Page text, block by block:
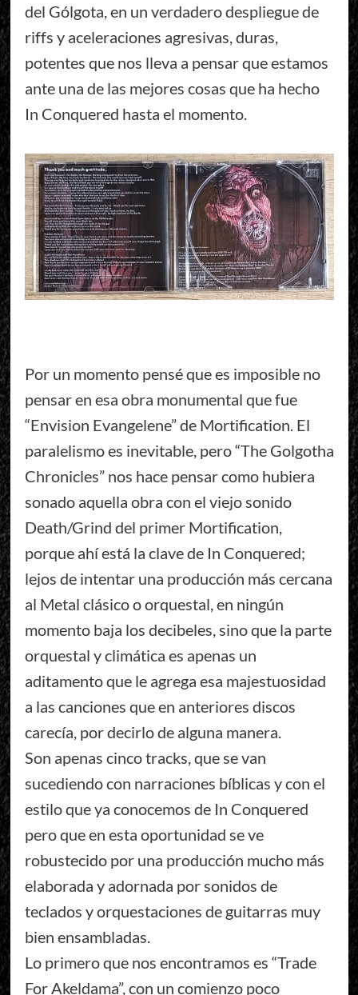
del Gólgota, en un verdadero despliegue de
riffs y aceleraciones agresivas, duras,
potentes que nos lleva a pensar que estamos
ante una de las mejores cosas que ha hecho
In Conquered hasta el momento.
Por un momento pensé que es imposible no
pensar en esa obra monumental que fue
“Envision Evangelene” de Mortification. El
paralelismo es inevitable, pero “The Golgotha
Chronicles” nos hace pensar como hubiera
sonado aquella obra con el viejo sonido
Death/Grind del primer Mortification,
porque ahí está la clave de In Conquered;
lejos de intentar una producción más cercana
al Metal clásico o orquestal, en ningún
momento baja los decibeles, sino que la parte
orquestal y climática es apenas un
aditamento que le agrega esa majestuosidad
a las canciones que en anteriores discos
carecía, por decirlo de alguna manera.
Son apenas cinco tracks, que se van
sucediendo con narraciones bíblicas y con el
estilo que ya conocemos de In Conquered
pero que en esta oportunidad se ve
robustecido por una producción mucho más
elaborada y adornada por sonidos de
teclados y orquestaciones de guitarras muy
bien ensambladas.
Lo primero que nos encontramos es “Trade
For Akeldama”, con un comienzo poco